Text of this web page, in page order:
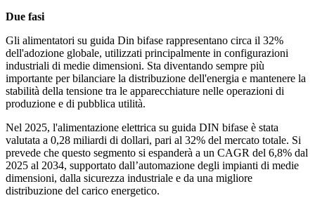
Due fasi
Gli alimentatori su guida Din bifase rappresentano circa il 32%
dell'adozione globale, utilizzati principalmente in configurazioni
industriali di medie dimensioni. Sta diventando sempre più
importante per bilanciare la distribuzione dell'energia e mantenere la
stabilità della tensione tra le apparecchiature nelle operazioni di
produzione e di pubblica utilità.
Nel 2025, l'alimentazione elettrica su guida DIN bifase è stata
valutata a 0,28 miliardi di dollari, pari al 32% del mercato totale. Si
prevede che questo segmento si espanderà a un CAGR del 6,8% dal
2025 al 2034, supportato dall’automazione degli impianti di medie
dimensioni, dalla sicurezza industriale e da una migliore
distribuzione del carico energetico.